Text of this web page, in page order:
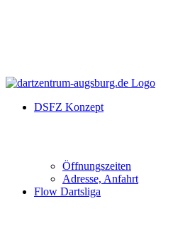
DSFZ Konzept
Öffnungszeiten
Adresse, Anfahrt
Flow Dartsliga